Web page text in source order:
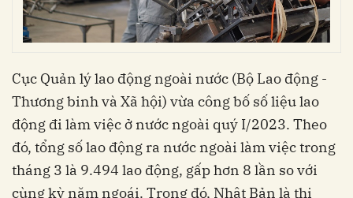
Cục Quản lý lao động ngoài nước (Bộ Lao động -
Thương binh và Xã hội) vừa công bố số liệu lao
động đi làm việc ở nước ngoài quý I/2023. Theo
đó, tổng số lao động ra nước ngoài làm việc trong
tháng 3 là 9.494 lao động, gấp hơn 8 lần so với
cùng kỳ năm ngoái. Trong đó, Nhật Bản là thị